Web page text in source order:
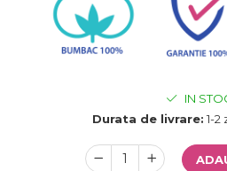
IN
Durata de livrare: 1-2